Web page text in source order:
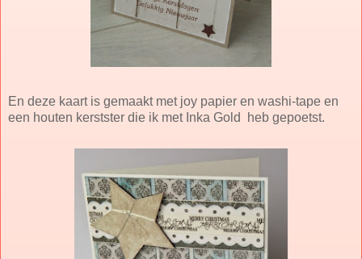
En deze kaart is gemaakt met joy papier en washi-tape en
een houten kerstster die ik met Inka Gold heb gepoetst.